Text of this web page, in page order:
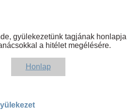
gyülekezetünk tagjának honlapja
a hitélet megélésére.
Honlap